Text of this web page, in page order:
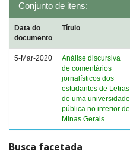
Conjunto de itens:
Data do
documento
Título
5-Mar-2020
Análise discursiva
de comentários
jornalísticos dos
estudantes de Letras
de uma universidade
pública no interior de
Minas Gerais
Busca facetada